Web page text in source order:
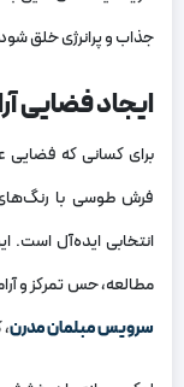
جذاب و پرانرژی خلق
ایجاد فضایی
برای کسانی که فضایی
فرش طوسی با رنگ‌های
انتخابی ایده‌آل است.
مطالعه، حس تمرکز و
سرویس مبلمان مدرن